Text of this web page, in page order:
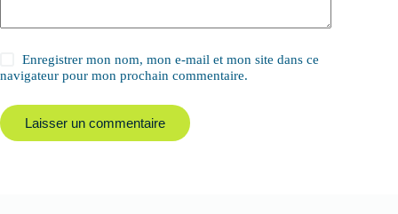
Enregistrer mon nom, mon e-mail et mon site dans ce
navigateur pour mon prochain commentaire.
Laisser un commentaire